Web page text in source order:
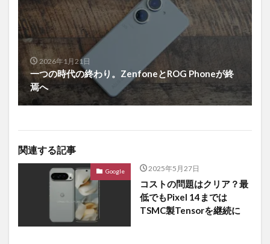
2026年1月21日
一つの時代の終わり。ZenfoneとROG Phoneが終
焉へ
関連する記事
Google 2025年5月27日
コストの問題はクリア？最
低でもPixel 14までは
TSMC製Tensorを継続に